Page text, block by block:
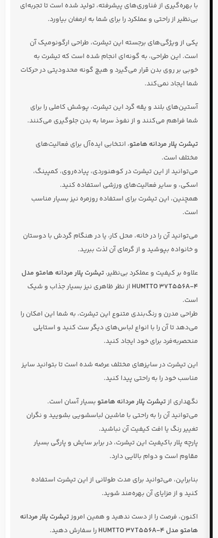
با بهره‌گیری از فناوری‌های پیشرفته، تولید شده است تا تجربه‌ای
بی‌نظیر از راحتی و عملکرد را برای شما به ارمغان بیاورد.
یکی از ویژگی‌های برجسته این تیشرت، طراحی ارگونومیک آن
است. این طراحی، به گونه‌ای انجام شده است که تیشرت به
خوبی بر روی بدن قرار می‌گیرد و هیچ گونه محدودیتی در حرکات
شما ایجاد نمی‌کند.
آستین‌های بلند و یقه گرد این تیشرت، پوشش کاملی را برای
شما فراهم می‌کنند و از نفوذ سرما به بدن جلوگیری می‌کنند.
تیشرت پلار مردانه هامتو، انتخابی ایده‌آل برای فعالیت‌های
مختلف است.
می‌توانید از این تیشرت در کوهنوردی، پیاده‌روی، کمپینگ،
اسکی، و سایر فعالیت‌های ورزشی استفاده کنید.
همچنین، این تیشرت برای استفاده روزمره نیز بسیار مناسب
است.
می‌توانید آن را در خانه، محل کار، یا در هنگام گردش با دوستان
و خانواده بپوشید و از گرمای آن لذت ببرید.
علاوه بر کیفیت و عملکرد بی‌نظیر،تیشرت پلار مردانه هامتو مدل
HUMTTO 37T556A-4 از نظر ظاهری نیز بسیار جذاب و شیک
است.
طراحی مدرن و رنگ‌بندی متنوع این تیشرت، به شما این امکان را
می‌دهد تا آن را با انواع لباس‌های دیگر ست کنید و استایلی
منحصربه‌فرد برای خود ایجاد کنید.
این تیشرت در سایزهای مختلف عرضه شده است تا بتوانید سایز
مناسب خود را به راحتی پیدا کنید.
نگهداری ازتیشرت پلار مردانه هامتو بسیار آسان است.
می‌توانید آن را به راحتی با ماشین لباسشویی بشویید و نگران
تغییر رنگ یا افت کیفیت آن نباشید.
پارچه پلار باکیفیت این تیشرت، در برابر سایش و پارگی بسیار
مقاوم است و دوام بالایی دارد.
بنابراین، می‌توانید برای مدت طولانی از این تیشرت استفاده
کنید و از مزایای آن بهره‌مند شوید.
اکنون، فرصت را از دست ندهید و همین امروزتیشرت پلار مردانه
هامتو مدل HUMTTO 37T556A-4
را سفارش دهید.